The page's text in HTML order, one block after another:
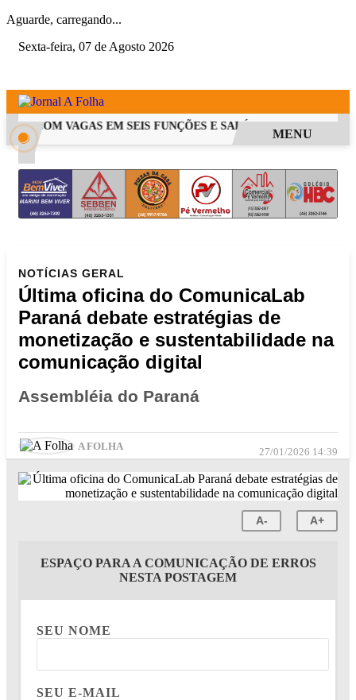
Aguarde, carregando...
Sexta-feira, 07 de Agosto 2026
COM VAGAS EM SEIS FUNÇÕES E SALÁRIOS QUE CHEGAM
MENU
NOTÍCIAS GERAL
Última oficina do ComunicaLab
Paraná debate estratégias de
monetização e sustentabilidade na
comunicação digital
Assembléia do Paraná
A FOLHA 27/01/2026 14:39
A- A+
ESPAÇO PARA A COMUNICAÇÃO DE ERROS
NESTA POSTAGEM
SEU NOME
SEU E-MAIL